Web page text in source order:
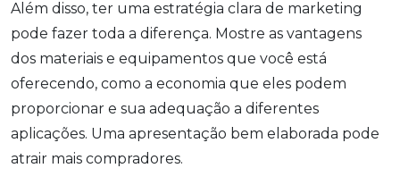
Além disso, ter uma estratégia clara de marketing
pode fazer toda a diferença. Mostre as vantagens
dos materiais e equipamentos que você está
oferecendo, como a economia que eles podem
proporcionar e sua adequação a diferentes
aplicações. Uma apresentação bem elaborada pode
atrair mais compradores.